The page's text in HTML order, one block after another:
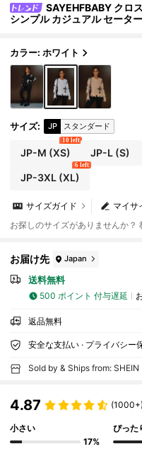
SAYEHFBABY クロ
シンプル カジュアル セータ
カラー: ホワイト
サイズ: JP スタンダード
JP-M (XS)
10 left
JP-L (S)
JP-3XL(XL)
6 left
マイサ
サイズガイド
お探しのサイズがありませんか？
お届け先 Japan
送料無料
500 ポイント 付与遅延
返品無料
安全な支払い · プライバシー
Sold by & Ships from: SHEIN
4.87 (1000+)
小さい
17%
ぴった